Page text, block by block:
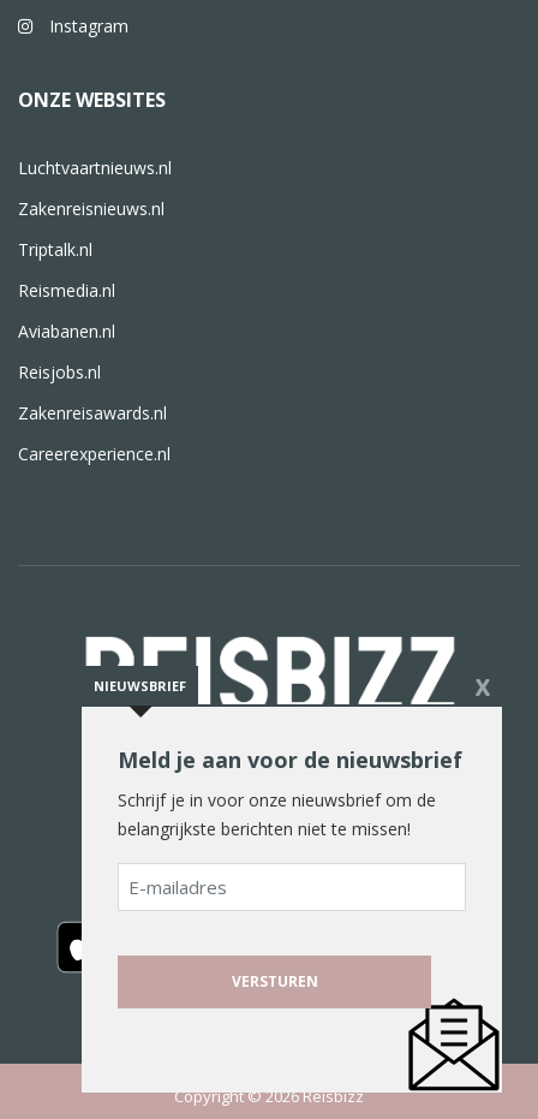
Instagram
ONZE WEBSITES
Luchtvaartnieuws.nl
Zakenreisnieuws.nl
Triptalk.nl
Reismedia.nl
Aviabanen.nl
Reisjobs.nl
Zakenreisawards.nl
Careerexperience.nl
De reiswereld in woord en beeld
Copyright © 2026 Reisbizz
NIEUWSBRIEF X
Meld je aan voor de nieuwsbrief
Schrijf je in voor onze nieuwsbrief om de
belangrijkste berichten niet te missen!
E-
mailadres